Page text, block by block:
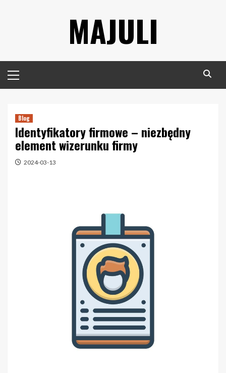
MAJULI
Menu
Blog
Identyfikatory firmowe – niezbędny
element wizerunku firmy
2024-03-13